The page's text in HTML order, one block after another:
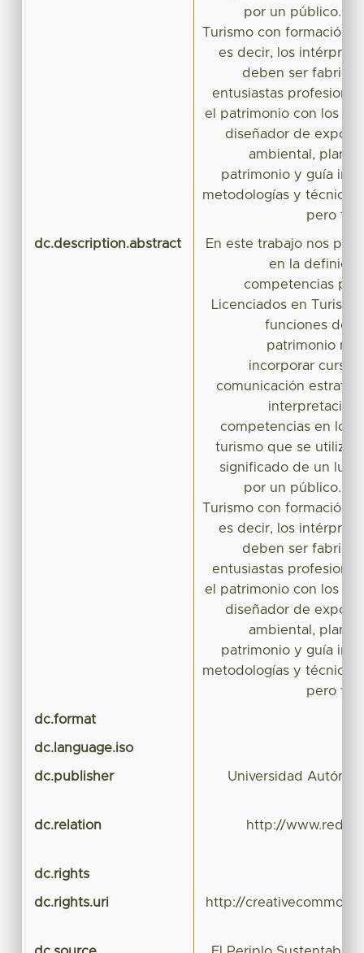
por un público.
Turismo con formación
es decir, los
deben ser
entusiastas
el patrimonio con los
diseñador de
ambiental,
patrimonio y guía
metodologías y técnicas
pero
dc.description.abstract
En este trabajo nos
en la
competencias
Licenciados en
funciones de
patrimonio
incorporar
comunicación
competencias en los
turismo que se
significado de un
por un público.
Turismo con formación
es decir, los
deben ser
entusiastas
el patrimonio con los
diseñador de
ambiental,
patrimonio y guía
metodologías y técnicas
pero
dc.format
dc.language.iso
dc.publisher Universidad
dc.relation http://
dc.rights
dc.rights.uri http://